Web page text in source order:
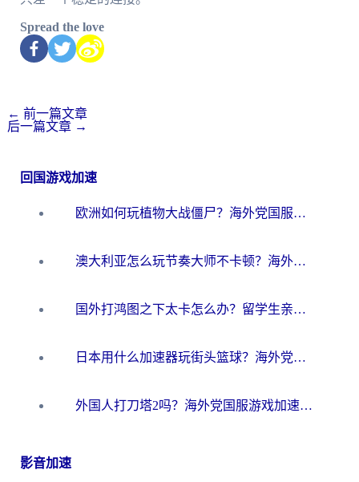
Spread the love
← 前一篇文章
后一篇文章 →
回国游戏加速
欧洲如何玩植物大战僵尸？海外党国服游戏加速避坑指南（附实测对比）
澳大利亚怎么玩节奏大师不卡顿？海外党国服游戏加速终极指南
国外打鸿图之下太卡怎么办？留学生亲测有效的国服游戏加速方案
日本用什么加速器玩街头篮球？海外党国服游戏不卡顿的终极攻略
外国人打刀塔2吗？海外党国服游戏加速避坑全攻略
影音加速